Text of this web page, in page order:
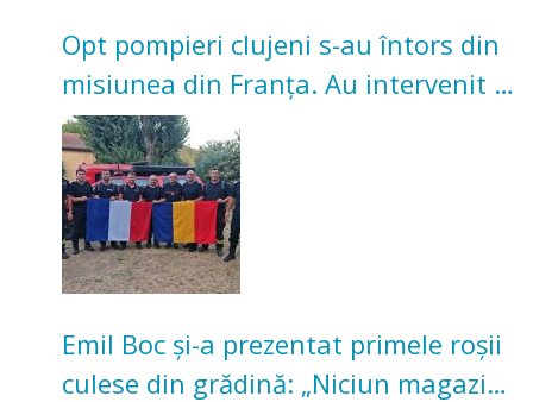
Opt pompieri clujeni s-au întors din
misiunea din Franța. Au intervenit la
incendii de vegetație și pădure
Emil Boc și-a prezentat primele roșii
culese din grădină: „Niciun magazin